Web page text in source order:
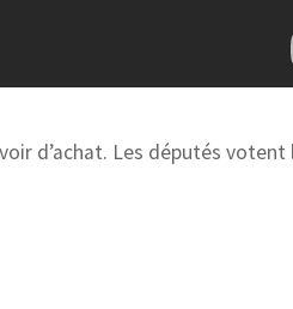
d’achat. Les députés votent